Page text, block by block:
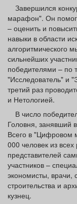
Афиша
Товары
Завершился
марафон". Он помог
– оценить и
навыки в области
алгоритмического
сильнейших
победителями – по
"Исследователь" и
третий раз
и Нетологией.
В число
Головня, занявший
Всего в "Цифровом
000 человек из
представителей
участников –
экономисты,
строительства и
кузнец.